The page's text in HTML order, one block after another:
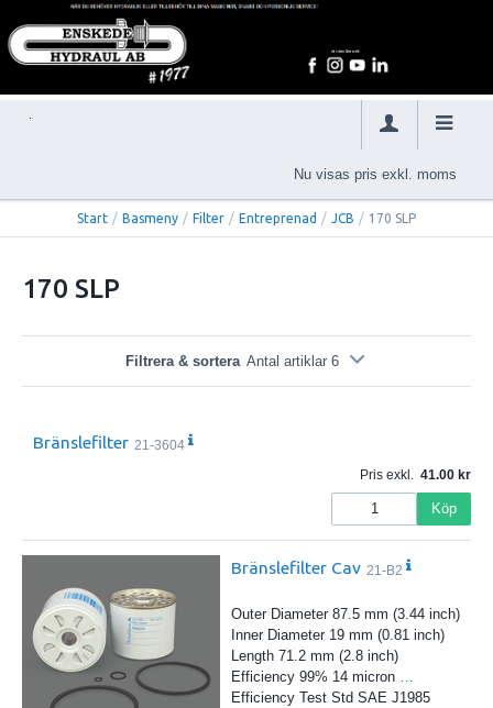
Nu visas pris exkl. moms
Start / Basmeny / Filter / Entreprenad / JCB / 170 SLP
170 SLP
Filtrera & sortera Antal artiklar 6
Bränslefilter 21-3604
Pris exkl. 41.00
Köp
Bränslefilter Cav 21-B2
Outer Diameter 87.5 mm (3.44 inch)
Inner Diameter 19 mm (0.81 inch)
Length 71.2 mm (2.8 inch)
Efficiency 99% 14 micron …
Efficiency Test Std SAE J1985